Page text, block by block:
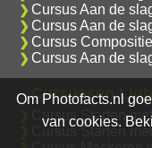
Cursus Aan de
Cursus Aan de
Cursus
Cursus Aan de
Cursussen
Cursus Starten
Cursus Starten
Om Photofacts.nl
van cookies.